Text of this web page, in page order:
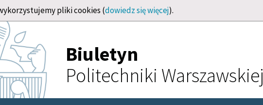
pliki cookies (dowiedz się więcej).
Biuletyn
Politechniki Warszawskiej